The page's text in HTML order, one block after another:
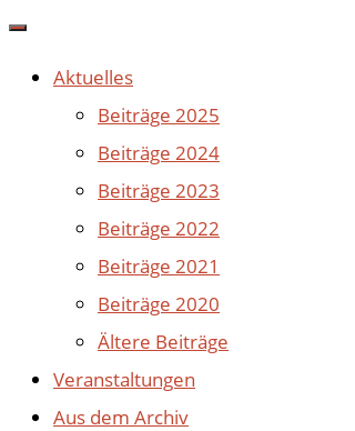
Aktuelles
Beiträge 2025
Beiträge 2024
Beiträge 2023
Beiträge 2022
Beiträge 2021
Beiträge 2020
Ältere Beiträge
Veranstaltungen
Aus dem Archiv